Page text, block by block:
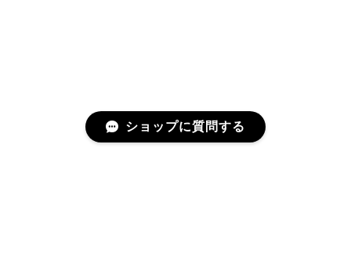
ショップに質問する